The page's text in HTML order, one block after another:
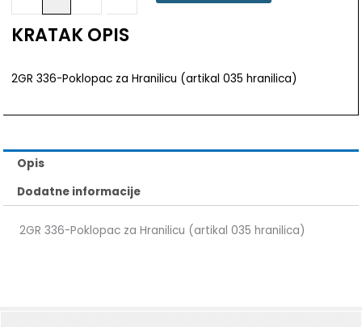
Hranilicu
(artikal
količina
KRATAK OPIS
2GR 336-Poklopac za Hranilicu (artikal 035 hranilica)
Opis
Dodatne informacije
2GR 336-Poklopac za Hranilicu (artikal 035 hranilica)